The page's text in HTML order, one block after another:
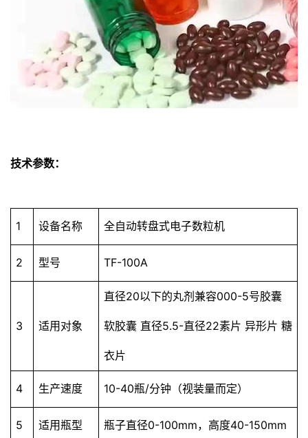
技术参数：
1 设备名称 全自动转盘式电子数粒机
2 型号 TF-100A
3 适用对象
直径20以下的丸剂兼容000-5号胶囊
软胶囊 直径5.5-直径22素片 异形片 糖
衣片
4 生产速度 10-40瓶/分钟（视装量而定）
5 适用瓶型 瓶子直径0-100mm，高度40-150mm